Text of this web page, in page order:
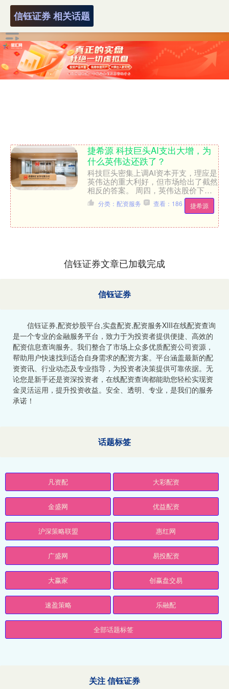
信钰证券 相关话题
捷希源 科技巨头AI支出大增，为
什么英伟达还跌了？
科技巨头密集上调AI资本开支，理应是
英伟达的重大利好，但市场给出了截然
相反的答案。 周四，英伟达股价下跌
逾4%，跌破200美元关口，单日跌幅金
额近10美元。 此....
捷希源
分类：配资服务 查看：186
信钰证券文章已加载完成
信钰证券
信钰证券,配资炒股平台,实盘配资,配资服务XIII‌在线配资查询
是一个专业的金融服务平台，致力于为投资者提供便捷、高效的
配资信息查询服务。我们整合了市场上众多优质配资公司资源，
帮助用户快速找到适合自身需求的配资方案。平台涵盖最新的配
资资讯、行业动态及专业指导，为投资者决策提供可靠依据。无
论您是新手还是资深投资者，在线配资查询都能助您轻松实现资
金灵活运用，提升投资收益。安全、透明、专业，是我们的服务
承诺！
话题标签
凡资配 大彩配资
金盛网 优益配资
沪深策略联盟 惠红网
广盛网 易投配资
大赢家 创赢盘交易
速盈策略 乐融配
全部话题标签
关注 信钰证券